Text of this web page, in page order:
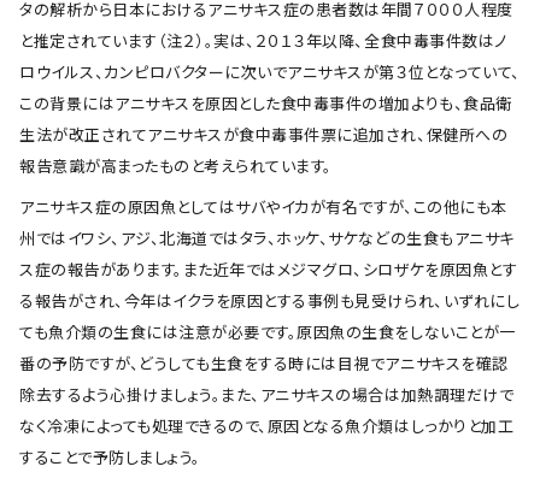
タの解析から日本におけるアニサキス症の患者数は年間７０００人程度
と推定されています（注２）。実は、２０１３年以降、全食中毒事件数はノ
ロウイルス、カンピロバクターに次いでアニサキスが第３位となっていて、
この背景にはアニサキスを原因とした食中毒事件の増加よりも、食品衛
生法が改正されてアニサキスが食中毒事件票に追加され、保健所への
報告意識が高まったものと考えられています。
アニサキス症の原因魚としてはサバやイカが有名ですが、この他にも本
州ではイワシ、アジ、北海道ではタラ、ホッケ、サケなどの生食もアニサキ
ス症の報告があります。また近年ではメジマグロ、シロザケを原因魚とす
る報告がされ、今年はイクラを原因とする事例も見受けられ、いずれにし
ても魚介類の生食には注意が必要です。原因魚の生食をしないことが一
番の予防ですが、どうしても生食をする時には目視でアニサキスを確認
除去するよう心掛けましょう。また、アニサキスの場合は加熱調理だけで
なく冷凍によっても処理できるので、原因となる魚介類はしっかりと加工
することで予防しましょう。